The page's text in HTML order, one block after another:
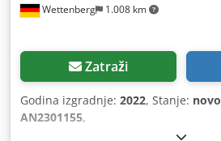
Wettenberg 1.008 km
Zatraži
Godina izgradnje: 2022, Stanje: novo
AN2301155,